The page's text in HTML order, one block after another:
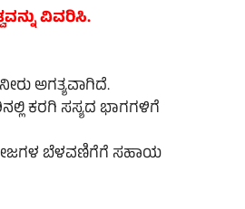
ವಿವರಿಸಿ.
ಅಗತ್ಯವಾಗಿದೆ.
ಕರಗಿ ಸಸ್ಯದ ಭಾಗಗಳಿಗೆ
ಬೀಜಗಳ ಬೆಳವಣಿಗೆಗೆ ಸಹಾಯ